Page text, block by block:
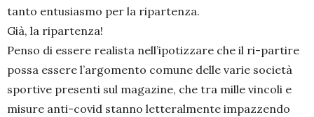
tanto entusiasmo per la ripartenza.
Già, la ripartenza!
Penso di essere realista nell’ipotizzare che il ri-partire
possa essere l’argomento comune delle varie società
sportive presenti sul magazine, che tra mille vincoli e
misure anti-covid stanno letteralmente impazzendo